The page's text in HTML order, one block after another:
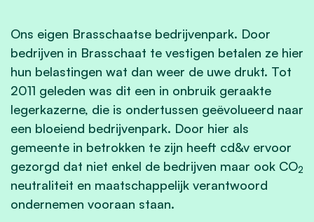
Ons eigen Brasschaatse bedrijvenpark. Door
bedrijven in Brasschaat te vestigen betalen ze hier
hun belastingen wat dan weer de uwe drukt. Tot
2011 geleden was dit een in onbruik geraakte
legerkazerne, die is ondertussen geëvolueerd naar
een bloeiend bedrijvenpark. Door hier als
gemeente in betrokken te zijn heeft cd&v ervoor
gezorgd dat niet enkel de bedrijven maar ook CO2
neutraliteit en maatschappelijk verantwoord
ondernemen vooraan staan.